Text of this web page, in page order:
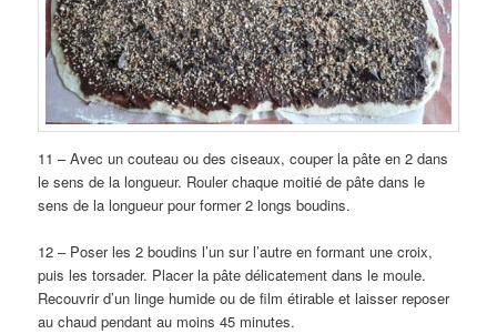
11 – Avec un couteau ou des ciseaux, couper la pâte en 2 dans
le sens de la longueur. Rouler chaque moitié de pâte dans le
sens de la longueur pour former 2 longs boudins.
12 – Poser les 2 boudins l’un sur l’autre en formant une croix,
puis les torsader. Placer la pâte délicatement dans le moule.
Recouvrir d’un linge humide ou de film étirable et laisser reposer
au chaud pendant au moins 45 minutes.